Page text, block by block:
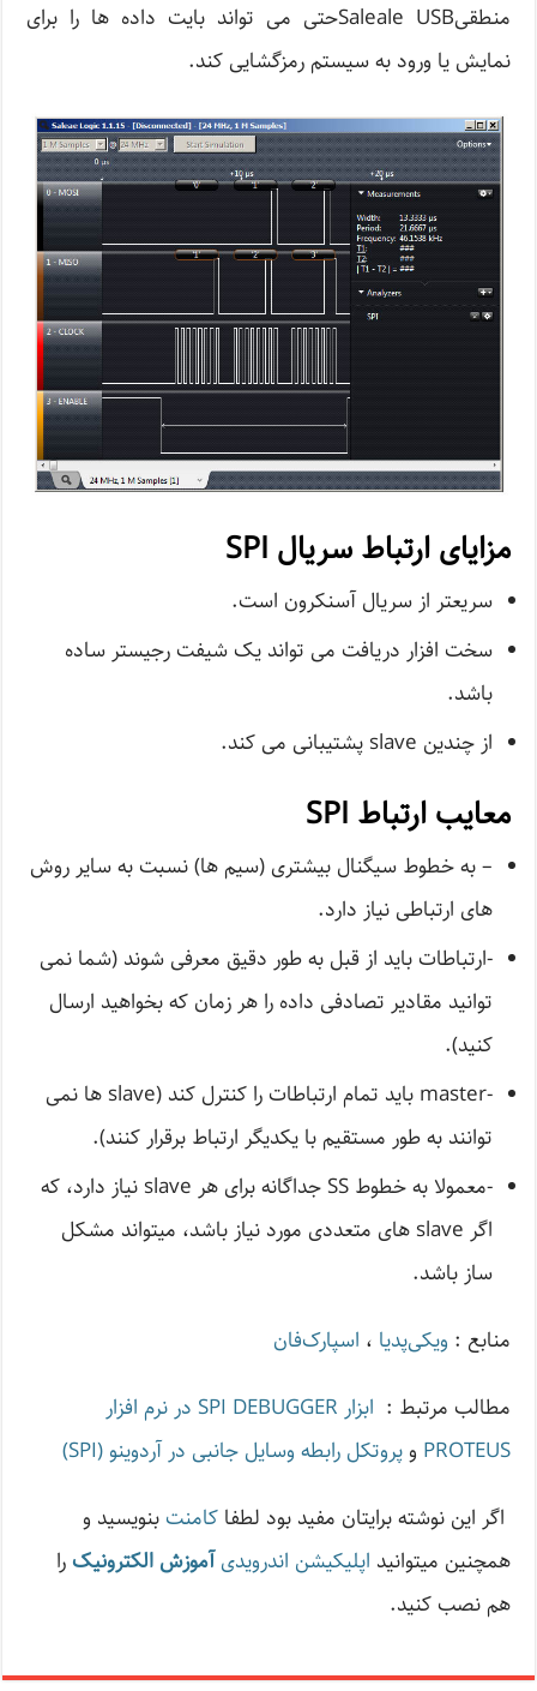
منطقیSaleale USBحتی می تواند بایت داده ها را برای
نمایش یا ورود به سیستم رمزگشایی کند.
مزایای ارتباط سریال SPI
سریعتر از سریال آسنکرون است.
سخت افزار دریافت می تواند یک شیفت رجیستر ساده
باشد.
از چندین slave پشتیبانی می کند.
معایب ارتباط SPI
– به خطوط سیگنال بیشتری (سیم ها) نسبت به سایر روش
های ارتباطی نیاز دارد.
-ارتباطات باید از قبل به طور دقیق معرفی شوند (شما نمی
توانید مقادیر تصادفی داده را هر زمان که بخواهید ارسال
کنید).
-master باید تمام ارتباطات را کنترل کند (slave ها نمی
توانند به طور مستقیم با یکدیگر ارتباط برقرار کنند).
-معمولا به خطوط SS جداگانه برای هر slave نیاز دارد، که
اگر slave های متعددی مورد نیاز باشد، میتواند مشکل
ساز باشد.
منابع : ویکی‌پدیا ، اسپارک‌فان
مطالب مرتبط :
ابزار SPI DEBUGGER در نرم افزار
PROTEUS وپروتکل رابطه وسایل جانبی در آردوینو (SPI)
اگر این نوشته‌ برایتان مفید بود لطفاکامنت بنویسید و
همچنین میتوانید اپلیکیشن اندرویدیآموزش الکترونیک را
هم نصب کنید.